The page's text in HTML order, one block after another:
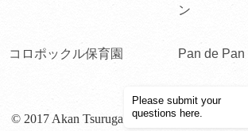
ン
コロポックル保育園 Pan de
© 2017 Akan Tsuruga Bessou HINANOZA.